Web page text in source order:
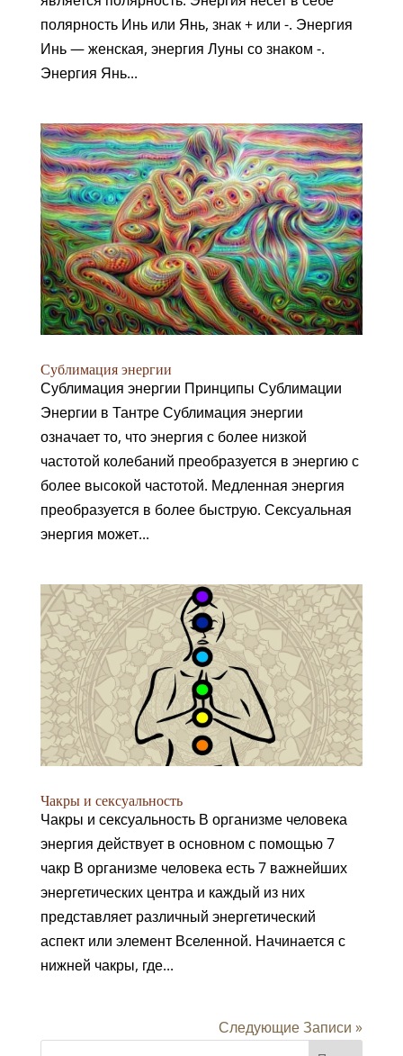
полярность Инь или Янь, знак + или -. Энергия
Инь — женская, энергия Луны со знаком -.
Энергия Янь...
Сублимация энергии
Сублимация энергии Принципы Сублимации
Энергии в Тантре Сублимация энергии
означает то, что энергия с более низкой
частотой колебаний преобразуется в энергию с
более высокой частотой. Медленная энергия
преобразуется в более быструю. Сексуальная
энергия может...
Чакры и сексуальность
Чакры и сексуальность В организме человека
энергия действует в основном с помощью 7
чакр В организме человека есть 7 важнейших
энергетических центра и каждый из них
представляет различный энергетический
аспект или элемент Вселенной. Начинается с
нижней чакры, где...
Следующие Записи »